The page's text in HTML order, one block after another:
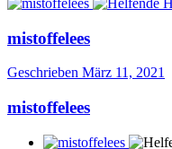
mistoffelees
Geschrieben März 11, 2021
mistoffelees